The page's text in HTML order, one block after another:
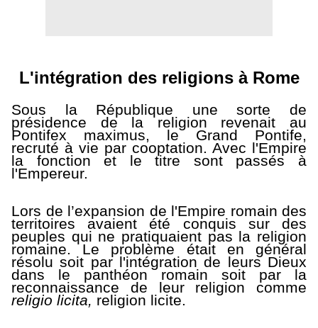
L'intégration des religions à Rome
Sous la République une sorte de
présidence de la religion revenait au
Pontifex maximus, le Grand Pontife,
recruté à vie par cooptation. Avec l'Empire
la fonction et le titre sont passés à
l'Empereur.
Lors de l’expansion de l'Empire romain des
territoires avaient été conquis sur des
peuples qui ne pratiquaient pas la religion
romaine. Le problème était en général
résolu soit par l'intégration de leurs Dieux
dans le panthéon romain soit par la
reconnaissance de leur religion comme
religio licita, religion licite.